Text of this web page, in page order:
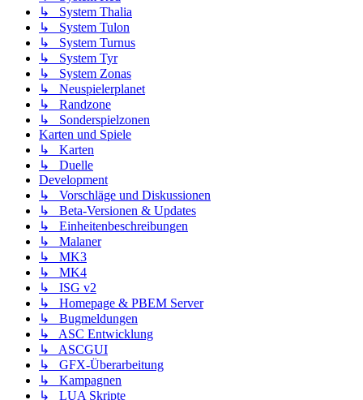
↳ System Thalia
↳ System Tulon
↳ System Turnus
↳ System Tyr
↳ System Zonas
↳ Neuspielerplanet
↳ Randzone
↳ Sonderspielzonen
Karten und Spiele
↳ Karten
↳ Duelle
Development
↳ Vorschläge und Diskussionen
↳ Beta-Versionen & Updates
↳ Einheitenbeschreibungen
↳ Malaner
↳ MK3
↳ MK4
↳ ISG v2
↳ Homepage & PBEM Server
↳ Bugmeldungen
↳ ASC Entwicklung
↳ ASCGUI
↳ GFX-Überarbeitung
↳ Kampagnen
↳ LUA Skripte